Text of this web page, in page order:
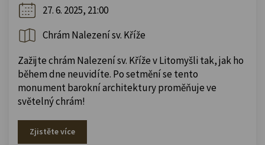
27. 6. 2025, 21:00
Chrám Nalezení sv. Kříže
Zažijte chrám Nalezení sv. Kříže v Litomyšli tak, jak ho
během dne neuvidíte. Po setmění se tento
monument barokní architektury proměňuje ve
světelný chrám!
Zjistěte více